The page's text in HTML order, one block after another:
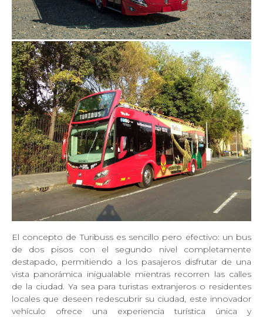
El concepto de Turibuss es sencillo pero efectivo: un bus
de dos pisos con el segundo nivel completamente
destapado, permitiendo a los pasajeros disfrutar de una
vista panorámica inigualable mientras recorren las calles
de la ciudad. Ya sea para turistas extranjeros o residentes
locales que deseen redescubrir su ciudad, este innovador
vehículo ofrece una experiencia turística única y